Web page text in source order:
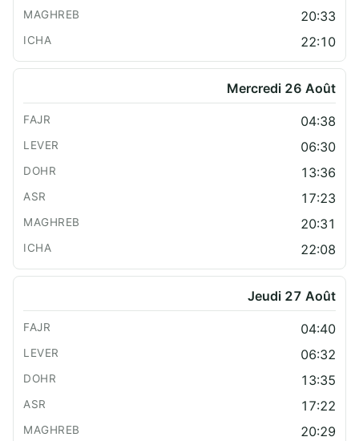
20:33
22:10
Mercredi 26 Août
04:38
06:30
13:36
17:23
20:31
22:08
Jeudi 27 Août
04:40
06:32
13:35
17:22
20:29